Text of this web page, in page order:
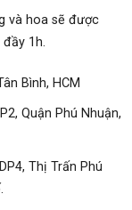
và hoa sẽ được
1h.
Bình, HCM
Quận Phú Nhuận,
Thị Trấn Phú